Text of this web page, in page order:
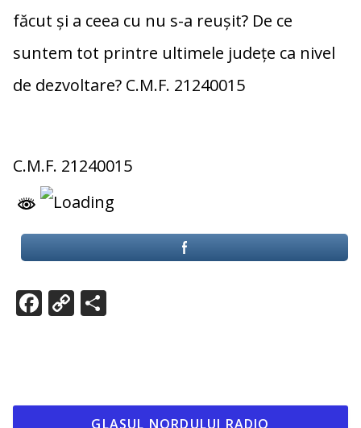
făcut şi a ceea cu nu s-a reuşit? De ce
suntem tot printre ultimele judeţe ca nivel
de dezvoltare? C.M.F. 21240015
C.M.F. 21240015
F
o
C
Li
P
az
GLASUL NORDULUI RADIO